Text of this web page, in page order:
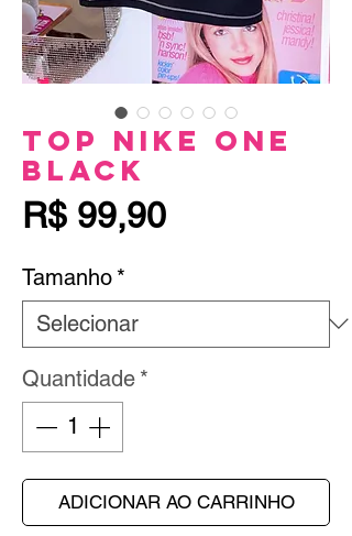
Top Nike One
Black
R$ 99,90Preço
Tamanho *
Quantidade *
ADICIONAR AO CARRINHO